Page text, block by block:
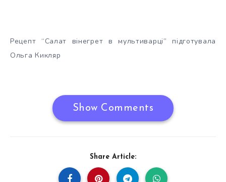
Рецепт “Салат вінегрет в мультиварці” підготувала
Ольга Кикляр
Show Comments
Share Article: